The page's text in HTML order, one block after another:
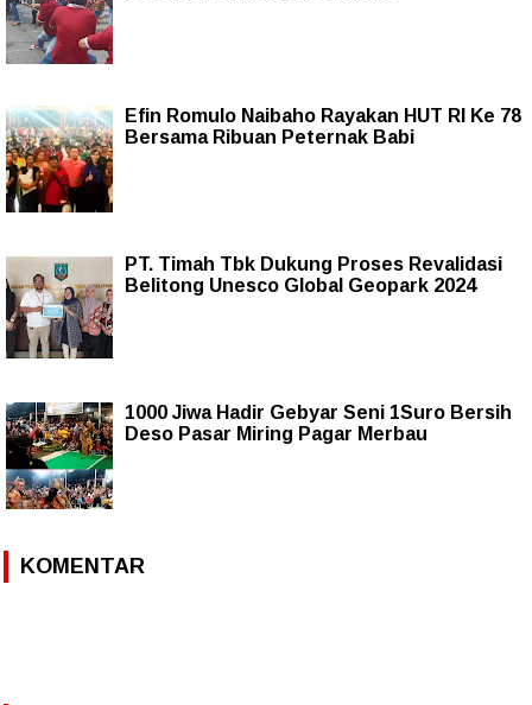
Efin Romulo Naibaho Rayakan HUT RI Ke 78
Bersama Ribuan Peternak Babi
PT. Timah Tbk Dukung Proses Revalidasi
Belitong Unesco Global Geopark 2024
1000 Jiwa Hadir Gebyar Seni 1Suro Bersih
Deso Pasar Miring Pagar Merbau
KOMENTAR